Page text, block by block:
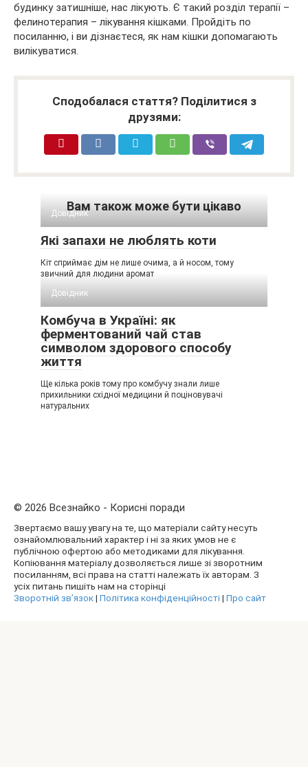
будинку затишніше, нас лікують. Є такий розділ терапії –
фелинотерапия – лікування кішками. Пройдіть по
посиланню, і ви дізнаєтеся, як нам кішки допомагають
вилікуватися.
Сподобалася стаття? Поділитися з
друзями:
Вам також може бути цікаво
Довідник
Які запахи не люблять коти
Кіт сприймає дім не лише очима, а й носом, тому
звичний для людини аромат
Довідник
Комбуча в Україні: як
ферментований чай став
символом здорового способу
життя
Ще кілька років тому про комбучу знали лише
прихильники східної медицини й поціновувачі
натуральних
© 2026 Всезнайко - Корисні поради
Звертаємо вашу увагу на те, що матеріали сайту несуть
ознайомлювальний характер і ні за яких умов не є
публічною офертою або методиками для лікування.
Копіювання матеріалу дозволяється лише зі зворотним
посиланням, всі права на статті належать їх авторам. З
усіх питань пишіть нам на сторінці
Зворотній зв’язок| Політика конфіденційності| Про сайт